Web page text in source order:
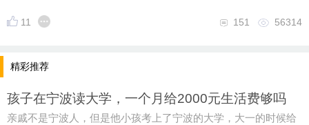
11 56314
151
精彩推荐
孩子在宁波读大学，一个月给2000元生活费够吗
亲戚不是宁波人，但是他小孩考上了宁波的大学，大一的时候给